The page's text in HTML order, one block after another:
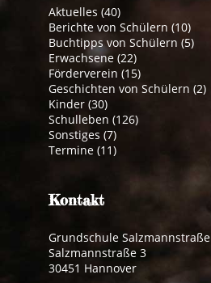
Aktuelles (40)
Berichte von Schülern (10)
Buchtipps von Schülern (5)
Erwachsene (22)
Förderverein (15)
Geschichten von Schülern (2)
Kinder (30)
Schulleben (126)
Sonstiges (7)
Termine (11)
Kontakt
Grundschule Salzmannstraße
Salzmannstraße 3
30451 Hannover